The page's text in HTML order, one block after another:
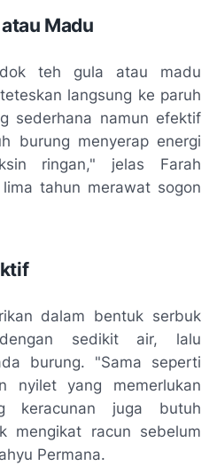
Madu
teh gula atau madu
langsung ke paruh
sederhana namun efektif
burung menyerap energi
ringan," jelas Farah
tahun merawat sogon
dalam bentuk serbuk
sedikit air, lalu
burung. "Sama seperti
nyiletyang memerlukan
keracunan juga butuh
mengikat racun sebelum
Permana.